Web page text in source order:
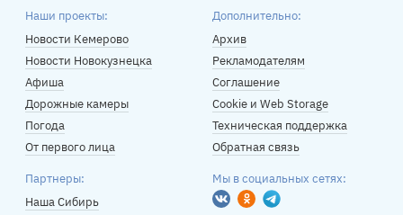
Наши проекты:
Новости Кемерово
Новости Новокузнецка
Афиша
Дорожные камеры
Погода
От первого лица
Дополнительно:
Архив
Рекламодателям
Соглашение
Cookie и Web Storage
Техническая поддержка
Обратная связь
Партнеры:
Наша Сибирь
Мы в социальных сетях:
Вконтакте
Одноклассники
Telegram